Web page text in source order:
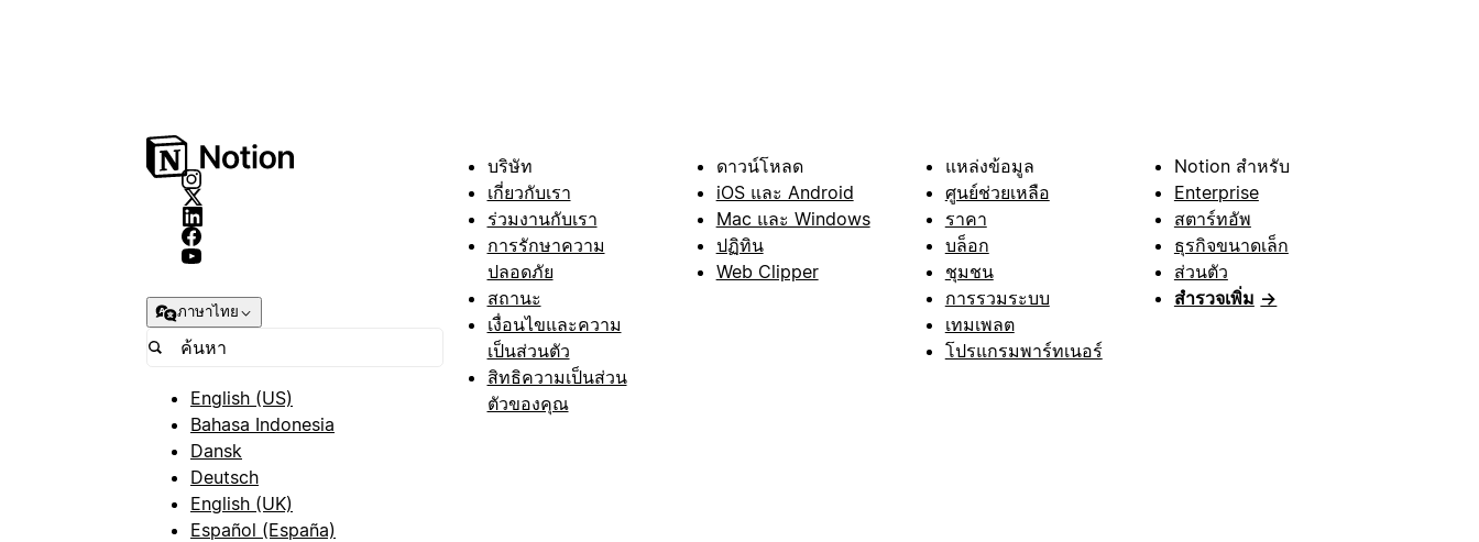
ภาษาไทย
English (US)
Bahasa Indonesia
Dansk
Deutsch
English (UK)
Español (España)
บริษัท
เกี่ยวกับเรา
ร่วมงานกับเรา
การรักษาความ
ปลอดภัย
สถานะ
เงื่อนไขและความ
เป็นส่วนตัว
สิทธิความเป็นส่วน
ตัวของคุณ
ดาวน์โหลด
iOS และ Android
Mac และ Windows
ปฏิทิน
Web Clipper
แหล่งข้อมูล
ศูนย์ช่วยเหลือ
ราคา
บล็อก
ชุมชน
การรวมระบบ
เทมเพลต
โปรแกรมพาร์ทเนอร์
Notion สำหรับ
Enterprise
สตาร์ทอัพ
ธุรกิจขนาดเล็ก
ส่วนตัว
สำรวจเพิ่ม →